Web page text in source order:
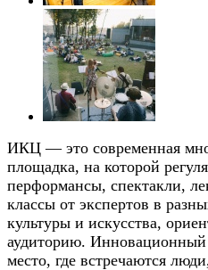
ИКЦ — это современная
площадка, на которой
перформансы, спектакли,
классы от экспертов в
культуры и искусства,
аудиторию.
место, где встречаются